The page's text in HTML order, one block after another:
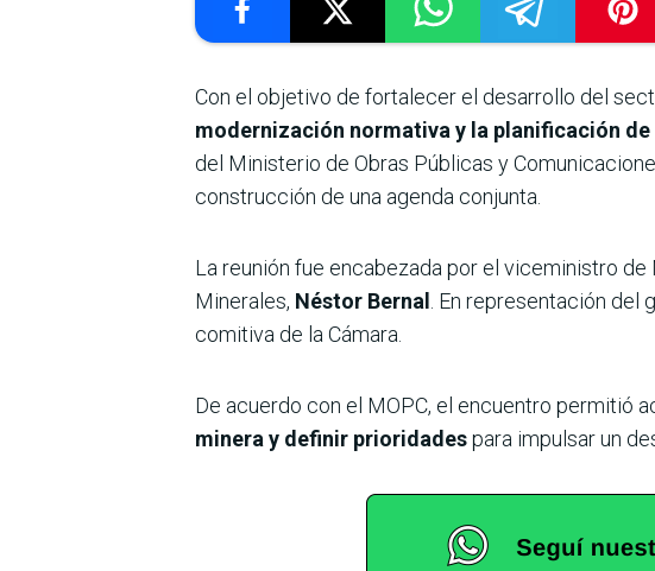
Con el objetivo de fortalecer el desarrollo del
modernización normativa y la planificación
del Ministerio de Obras Públicas y
construcción de una agenda conjunta.
La reunión fue encabezada por el viceministro de
Minerales, Néstor Bernal . En representación
comitiva de la Cámara.
De acuerdo con el MOPC, el encuentro permitió
minera y definir prioridadespara impulsar un